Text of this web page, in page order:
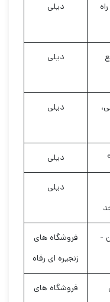
راه
دیلی
دیلی
دیلی
دیلی
دیلی
-
فروشگاه های
زنجیره ای رفاه
فروشگاه های